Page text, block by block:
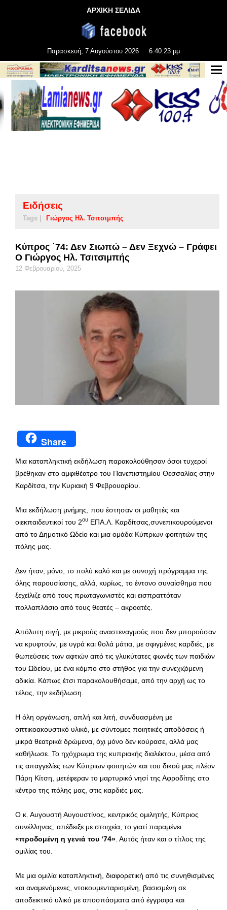
ΑΡΧΙΚΗ ΣΕΛΙΔΑ
Παρασκευή, 7 Αυγούστου 2026 6:40:24 μμ
Ειδήσεις
Tags | Γιώργος Ηλ. Τσιτσιμπής
Κύπρος ΄74: Δεν Σιωπώ – Δεν Ξεχνώ – Γράφει
Ο Γιώργος Ηλ. Τσιτσιμπής
12 Φεβρουαρίου, 2025
Share
Μια καταπληκτική εκδήλωση παρακολούθησαν όσοι τυχεροί
βρέθηκαν στο αμφιθέατρο του Πανεπιστημίου Θεσσαλίας στην
Καρδίτσα, την Κυριακή 9 Φεβρουαρίου.
Μια εκδήλωση μνήμης, που έστησαν οι μαθητές και
οιεκπαιδευτικοί του 2ου ΕΠΑ.Λ. Καρδίτσας,συνεπικουρούμενοι
από το Δημοτικό Ωδείο και μια ομάδα Κύπριων φοιτητών της
πόλης μας.
Δεν ήταν, μόνο, το πολύ καλό και με συνοχή πρόγραμμα της
όλης παρουσίασης, αλλά, κυρίως, το έντονο συναίσθημα που
ξεχείλιζε από τους πρωταγωνιστές και εισπραττόταν
πολλαπλάσιο από τους θεατές – ακροατές.
Απόλυτη σιγή, με μικρούς αναστεναγμούς που δεν μπορούσαν
να κρυφτούν, με υγρά και θολά μάτια, με σφιγμένες καρδιές, με
θωπεύσεις των αφτιών από τις γλυκύτατες φωνές των παιδιών
του Ωδείου, με ένα κόμπο στο στήθος για την συνεχιζόμενη
αδικία. Κάπως έτσι παρακολουθήσαμε, από την αρχή ως το
τέλος, την εκδήλωση.
Η όλη οργάνωση, απλή και λιτή, συνδυασμένη με
οπτικοακουστικό υλικό, με σύντομες ποιητικές αποδόσεις ή
μικρά θεατρικά δρώμενα, όχι μόνο δεν κούρασε, αλλά μας
καθήλωσε. Το ηχόχρωμα της κυπριακής διαλέκτου, μέσα από
τις απαγγελίες των Κύπριων φοιτητών και του δικού μας πλέον
Πάρη Κίτση, μετέφεραν το μαρτυρικό νησί της Αφροδίτης στο
κέντρο της πόλης μας, στις καρδιές μας.
Ο κ. Αυγουστή Αυγουστίνος, κεντρικός ομιλητής, Κύπριος
συνέλληνας, απέδειξε με στοιχεία, το γιατί παραμένει
«προδομένη η γενιά του ‘74» . Αυτός ήταν και ο τίτλος της
ομιλίας του.
Με μια ομιλία καταπληκτική, διαφορετική από τις συνηθισμένες
και αναμενόμενες, ντοκουμενταρισμένη, βασισμένη σε
αποδεικτικό υλικό με αποσπάσματα από έγγραφα και